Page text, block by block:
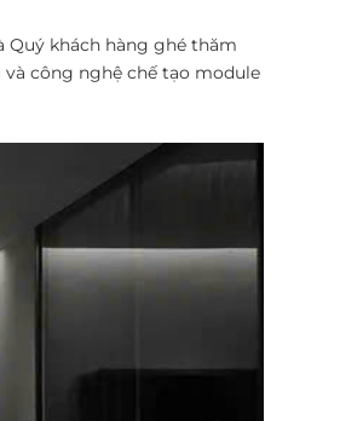
Quý khách hàng ghé thăm
công nghệ chế tạo module